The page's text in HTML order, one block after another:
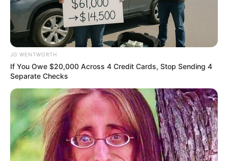
การทำบุญเสริมดวงตามวันเกิดที่เหมาะกับผู้ที่เกิดใน
แต่ละวันนั้นจะมีเคล็ดลับเสริมดวงอย่างไรบ้างอ.มิก
พชร ทูตเทวะได้ให้ข้อมูลไว้ดังนี้ค่ะ
JG WENTWORTH
If You Owe $20,000 Across 4 Credit Cards, Stop Sending 4
Separate Checks